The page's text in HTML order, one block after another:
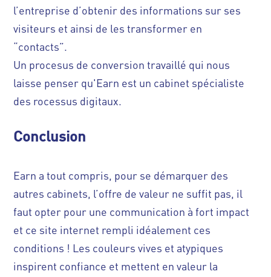
l’entreprise d’obtenir des informations sur ses
visiteurs et ainsi de les transformer en
“contacts”.
Un procesus de conversion travaillé qui nous
laisse penser qu'Earn est un cabinet spécialiste
des rocessus digitaux.
Conclusion
Earn a tout compris, pour se démarquer des
autres cabinets, l’offre de valeur ne suffit pas, il
faut opter pour une communication à fort impact
et ce site internet rempli idéalement ces
conditions ! Les couleurs vives et atypiques
inspirent confiance et mettent en valeur la